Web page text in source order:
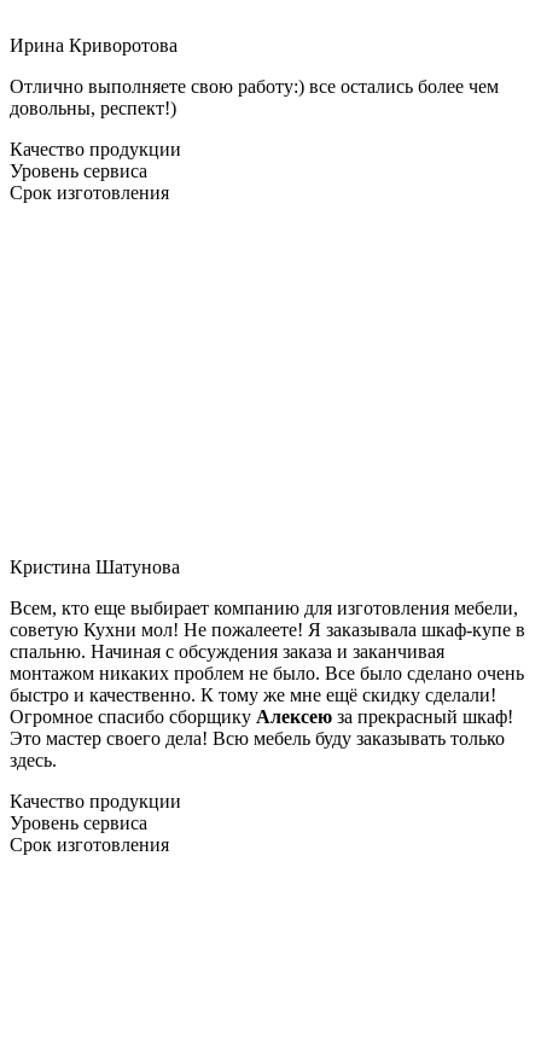
Ирина Криворотова
Отлично выполняете свою работу:) все остались более чем
довольны, респект!)
Качество продукции
Уровень сервиса
Срок изготовления
Кристина Шатунова
Всем, кто еще выбирает компанию для изготовления мебели,
советую Кухни мол! Не пожалеете! Я заказывала шкаф-купе в
спальню. Начиная с обсуждения заказа и заканчивая
монтажом никаких проблем не было. Все было сделано очень
быстро и качественно. К тому же мне ещё скидку сделали!
Огромное спасибо сборщику Алексею за прекрасный шкаф!
Это мастер своего дела! Всю мебель буду заказывать только
здесь.
Качество продукции
Уровень сервиса
Срок изготовления